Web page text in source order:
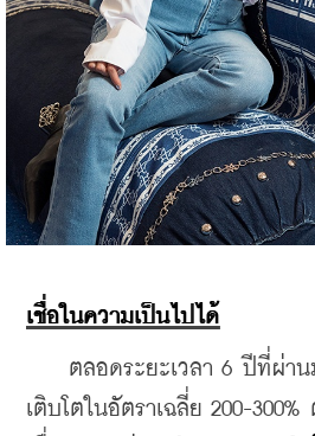
เชื่อในความเป็นไปได้
ตลอดระยะเวลา 6 ปีที่ผ่าน
เติบโตในอัตราเฉลี่ย 200-